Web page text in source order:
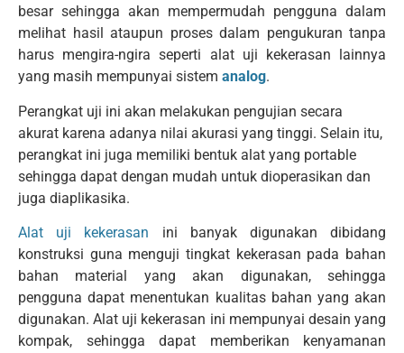
besar sehingga akan mempermudah pengguna dalam
melihat hasil ataupun proses dalam pengukuran tanpa
harus mengira-ngira seperti alat uji kekerasan lainnya
yang masih mempunyai sistem analog.
Perangkat uji ini akan melakukan pengujian secara
akurat karena adanya nilai akurasi yang tinggi. Selain itu,
perangkat ini juga memiliki bentuk alat yang portable
sehingga dapat dengan mudah untuk dioperasikan dan
juga diaplikasika.
Alat uji kekerasan ini banyak digunakan dibidang
konstruksi guna menguji tingkat kekerasan pada bahan
bahan material yang akan digunakan, sehingga
pengguna dapat menentukan kualitas bahan yang akan
digunakan. Alat uji kekerasan ini mempunyai desain yang
kompak, sehingga dapat memberikan kenyamanan